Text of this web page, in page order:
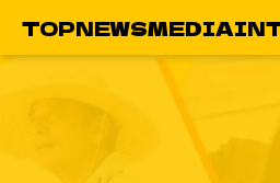
TOPNEWSMEDIA